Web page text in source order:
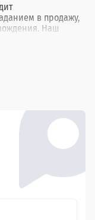
в продажу,
Наш
вариант для